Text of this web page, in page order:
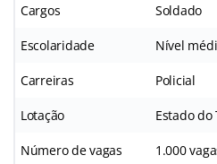
Cargos Soldado
Escolaridade Nível
Carreiras Policial
Lotação Estado do
Número de vagas 1.000